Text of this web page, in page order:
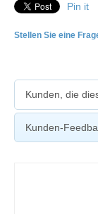
Pin it
Stellen Sie eine
Kunden, die
Kunden-